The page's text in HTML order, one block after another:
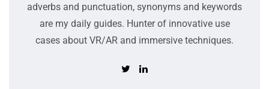
adverbs and punctuation, synonyms and keywords
are my daily guides. Hunter of innovative use
cases about VR/AR and immersive techniques.